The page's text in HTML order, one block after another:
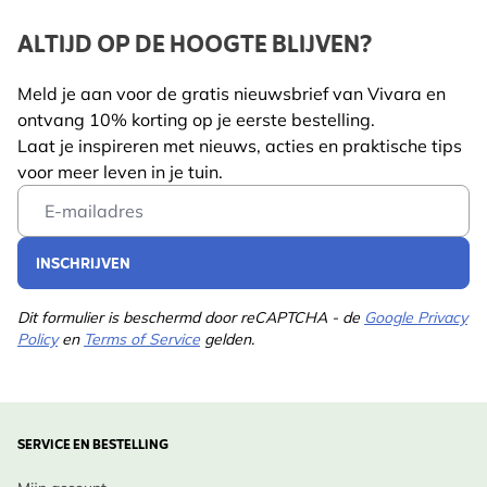
periodes — precies zoals een nest hoort te zijn.
afwateringskanalen houden het interieur fris en
droog. Het gevormde dak leidt regenwater veilig
weg van de opening, zodat slecht weer het broeden
niet verstoort.
Want wanneer vogels zich veilig en comfortabel
voelen, floreren ze.
MAKKELIJK VOOR JOU, PERFECT VOOR HEN
De sterke ophangbeugel houdt de nestkast stevig op
klaar voor de volgende generatie.
ALTIJD OP DE HOOGTE BLIJVEN?
Meld je aan voor de gratis nieuwsbrief van Vivara en
ontvang 10% korting op je eerste bestelling.
Laat je inspireren met nieuws, acties en praktische tips
voor meer leven in je tuin.
Email Address
INSCHRIJVEN
Dit formulier is beschermd door reCAPTCHA - de Google Privacy
Policyen Terms of Service gelden.
SERVICE EN BESTELLING